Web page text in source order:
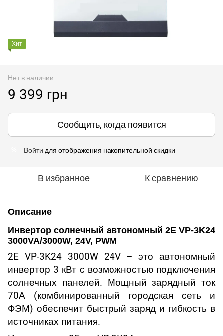
Хит
Нет в наличии
9 399 грн
Сообщить, когда появится
Войти для отображения накопительной скидки
В избранное К сравнению
Описание
Инвертор солнечный автономный 2E VP-3K24
3000VA/3000W, 24V, PWM
2E VP-3K24 3000W 24V – это автономный
инвертор 3 кВт с возможностью подключения
солнечных панелей. Мощный зарядный ток
70А (комбинированный городская сеть и
ФЭМ) обеспечит быстрый заряд и гибкость в
источниках питания.